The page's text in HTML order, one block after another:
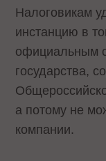
Налоговикам
инстанцию в
официальным
государства,
а потому не
компании.